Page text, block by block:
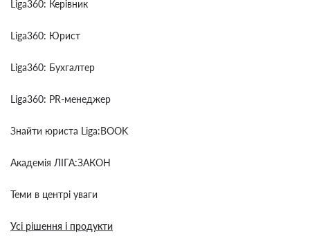
Liga360: Керівник
Liga360: Юрист
Liga360: Бухгалтер
Liga360: PR-менеджер
Знайти юриста Liga:BOOK
Академія ЛІГА:ЗАКОН
Теми в центрі уваги
Усі рішення і продукти